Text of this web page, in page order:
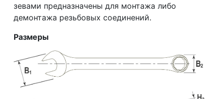
зевами предназначены для монтажа либо
демонтажа резьбовых соединений.
Размеры